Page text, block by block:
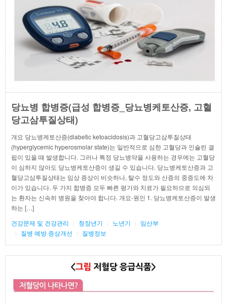
당뇨병 합병증(급성 합병증_당뇨병케토산증, 고혈
당고삼투질상태)
개요 당뇨병케토산증(diabetic ketoacidosis)과 고혈당고삼투질상태
(hyperglycemic hyperosmolar state)는 일반적으로 심한 고혈당과 인슐린 결
핍이 있을 때 발생합니다. 그러나 특정 당뇨병약을 사용하는 경우에는 고혈당
이 심하지 않아도 당뇨병케토산증이 생길 수 있습니다. 당뇨병케토산증과 고
혈당고삼투질상태는 임상 증상이 비슷하나, 탈수 정도와 산증의 중증도에 차
이가 있습니다. 두 가지 합병증 모두 빠른 평가와 치료가 필요하므로 의심되
는 환자는 신속히 병원을 찾아야 합니다. 개요-원인 1. 당뇨병케토산증이 발생
하는 […]
건강문제 및 건강관리
청장년기 노년기
임산부
질병 예방·증상개선
질병정보